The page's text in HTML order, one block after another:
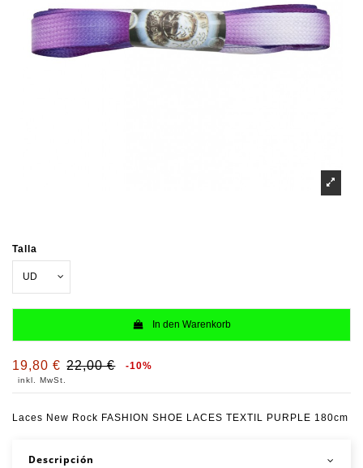
Talla
In den Warenkorb
19,80 € 22,00 € -10%
inkl. MwSt.
Laces New Rock FASHION SHOE LACES TEXTIL PURPLE 180cm
Descripción